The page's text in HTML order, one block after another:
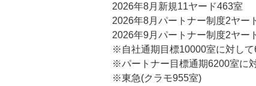
様
子
見
2
5
%
,
2026年8月新規11ヤード463室
2026年8月パートナー制度2ヤー
2026年9月パートナー制度2ヤー
※自社通期目標10000室に対して
※パートナー目標通期6200室に
※東急(クラモ955室)